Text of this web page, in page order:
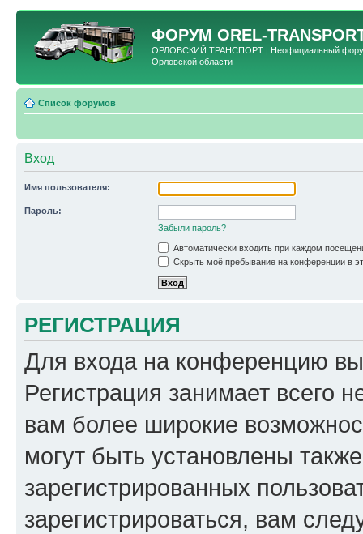
ФОРУМ OREL-
ОРЛОВСКИЙ ТРАНСПОРТ | Неофициальный форум
Орловской области
Список форумов
Вход
Имя пользователя:
Пароль:
Забыли пароль?
Автоматически входить при каждом
Скрыть моё пребывание на конференции в
РЕГИСТРАЦИЯ
Для входа на конференцию
Регистрация занимает всего
вам более широкие
могут быть установлены
зарегистрированных
зарегистрироваться, вам